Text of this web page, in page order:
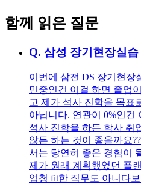
함께 읽은 질문
Q. 삼성 장기현장실
이번에 삼전 DS 장기현장
민중인건 이걸 하면 졸업
고 제가 석사 진학을 목표
아닙니다. 연관이 0%인건
석사 진학을 하든 학사 취
않든 하는 것이 좋을까요
서는 당연히 좋은 경험이
제가 원래 계획했었던 플
엄청 fit한 직무도 아니다